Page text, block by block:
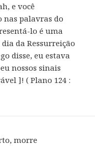
e você
nas palavras do
lo é uma
da Ressurreição
disse, eu estava
nossos sinais
]! ( Plano 124 :
morre